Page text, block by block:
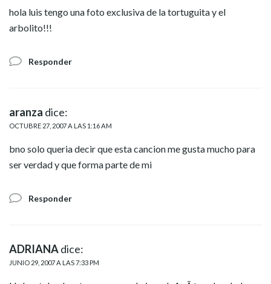
hola luis tengo una foto exclusiva de la tortuguita y el
arbolito!!!
Responder
aranza dice:
OCTUBRE 27, 2007 A LAS 1:16 AM
bno solo queria decir que esta cancion me gusta mucho para
ser verdad y que forma parte de mi
Responder
ADRIANAdice:
JUNIO 29, 2007 A LAS 7:33 PM